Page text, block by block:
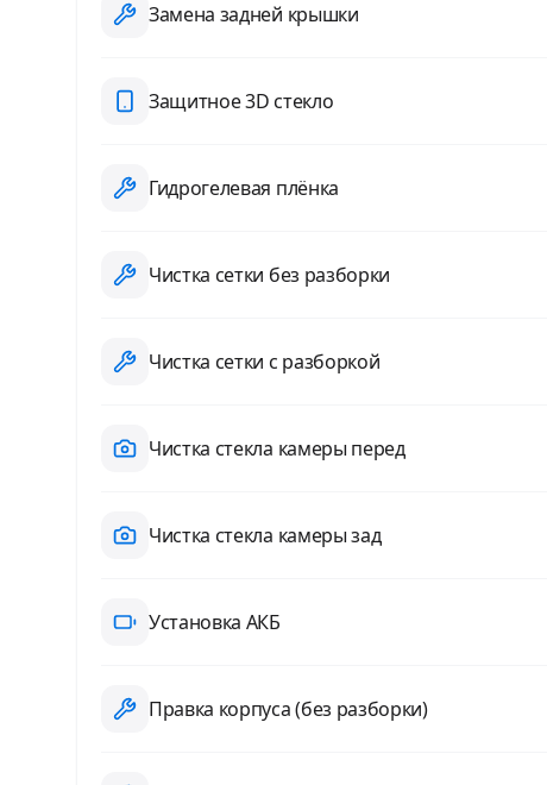
Замена задней крышки
Защитное 3D стекло
Гидрогелевая плёнка
Чистка сетки без разборки
Чистка сетки с разборкой
Чистка стекла камеры перед
Чистка стекла камеры зад
Установка АКБ
Правка корпуса (без разборки)